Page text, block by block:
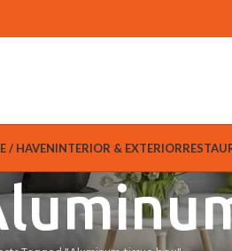
/ HAVENINTERIOR & EXTERIOR